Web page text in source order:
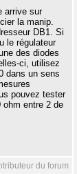
arrive sur
la manip.
DB1. Si
le régulateur
des diodes
ci, utilisez
dans un sens
pouvez tester
ohm entre 2 de
du forum